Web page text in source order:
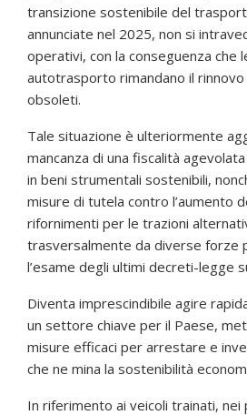
transizione sostenibile del
annunciate nel 2025, non si
operativi, con la conseguenza che
autotrasporto rimandano il
obsoleti.
Tale situazione è ulteriormente
mancanza di una fiscalità
in beni strumentali sostenibili,
misure di tutela contro l’aumento
rifornimenti per le trazioni
trasversalmente da diverse forze
l’esame degli ultimi decreti-legge
Diventa imprescindibile agire
un settore chiave per il Paese,
misure efficaci per arrestare e
che ne mina la sostenibilità
In riferimento ai veicoli trainati, nei